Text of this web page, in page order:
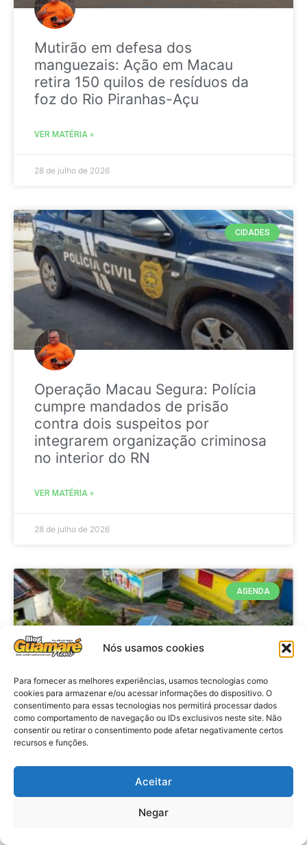
Nós usamos cookies
Para fornecer as melhores experiências, usamos tecnologias como
cookies para armazenar e/ou acessar informações do dispositivo. O
consentimento para essas tecnologias nos permitirá processar dados
como comportamento de navegação ou IDs exclusivos neste site. Não
consentir ou retirar o consentimento pode afetar negativamente certos
recursos e funções.
Aceitar
Negar
Mutirão em defesa dos
manguezais: Ação em Macau
retira 150 quilos de resíduos da
foz do Rio Piranhas-Açu
VER MATÉRIA »
28 de julho de 2026
CIDADES
Operação Macau Segura: Polícia
cumpre mandados de prisão
contra dois suspeitos por
integrarem organização criminosa
no interior do RN
VER MATÉRIA »
28 de julho de 2026
AGENDA
Agenda: 10ª Mostra Pedagógica
da Casa Durval Paiva acontecerá
nesta quarta-feira (29)